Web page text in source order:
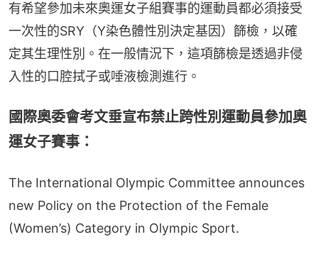
有希望參加未來奧運女子組賽事的運動員都必須接受
一次性的SRY（Y染色體性別決定基因）篩檢，以確
定其生理性別。在一般情況下，這項篩檢是透過非侵
入性的口腔拭子或唾液檢測進行。
國際奧委會考文垂宣布禁止跨性別運動員參加奧
運女子賽事：
The International Olympic Committee announces
new Policy on the Protection of the Female
(Women’s) Category in Olympic Sport.